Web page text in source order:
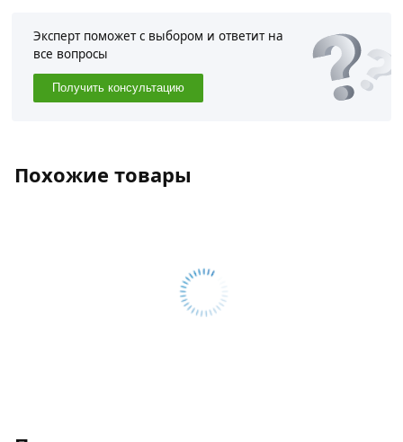
Эксперт поможет с выбором и ответит на
все вопросы
Получить консультацию
Похожие товары